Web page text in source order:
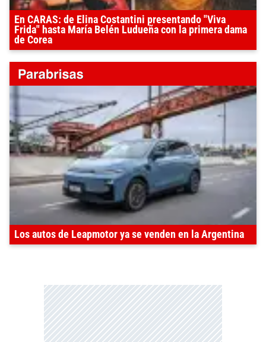
En CARAS: de Elina Costantini presentando "Viva
Frida" hasta María Belén Ludueña con la primera dama
de Corea
Los autos de Leapmotor ya se venden en la Argentina